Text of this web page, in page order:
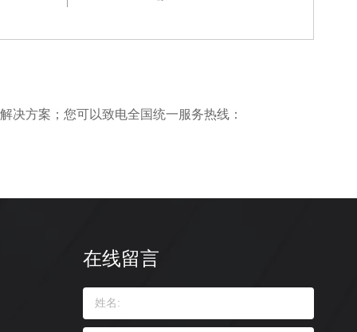
决方案；您可以致电全国统一服务热线：
在线留言